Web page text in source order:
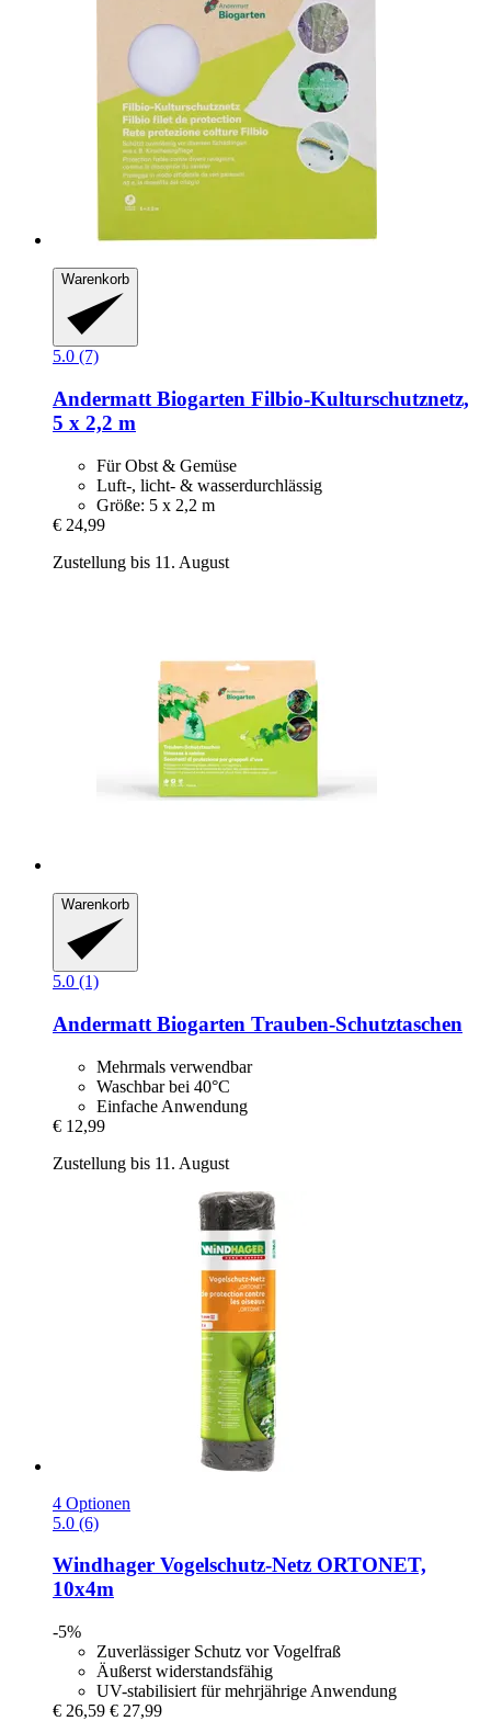
Warenkorb
5.0 (7)
Andermatt Biogarten Filbio-​Kulturschutznetz,
5 x 2,2 m
Für Obst & Gemüse
Luft-, licht- & wasserdurchlässig
Größe: 5 x 2,2 m
€ 24,99
Zustellung bis 11. August
Warenkorb
5.0 (1)
Andermatt Biogarten Trauben-​Schutztaschen
Mehrmals verwendbar
Waschbar bei 40°C
Einfache Anwendung
€ 12,99
Zustellung bis 11. August
4 Optionen
5.0 (6)
Windhager Vogelschutz-​Netz ORTONET,
10x4m
-5%
Zuverlässiger Schutz vor Vogelfraß
Äußerst widerstandsfähig
UV-stabilisiert für mehrjährige Anwendung
€ 26,59 € 27,99